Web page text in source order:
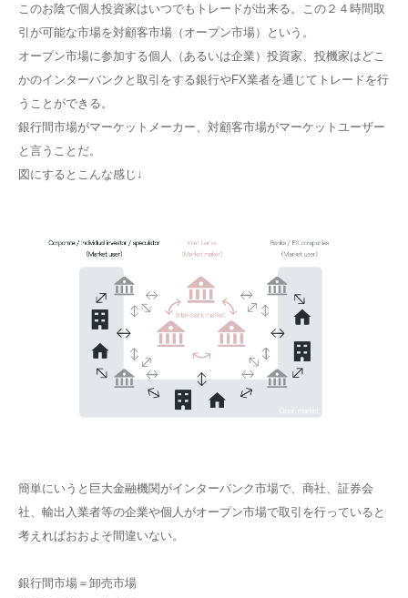
このお陰で個人投資家はいつでもトレードが出来る。この２４時間取
引が可能な市場を対顧客市場（オープン市場）という。
オープン市場に参加する個人（あるいは企業）投資家、投機家はどこ
かのインターバンクと取引をする銀行やFX業者を通じてトレードを行
うことができる。
銀行間市場がマーケットメーカー、対顧客市場がマーケットユーザー
と言うことだ。
図にするとこんな感じ↓
簡単にいうと巨大金融機関がインターバンク市場で、商社、証券会
社、輸出入業者等の企業や個人がオープン市場で取引を行っていると
考えればおおよそ間違いない。
銀行間市場＝卸売市場